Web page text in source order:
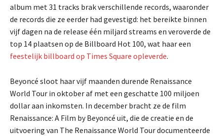
album met 31 tracks brak verschillende records, waaronder
de records die ze eerder had gevestigd: het bereikte binnen
vijf dagen na de release één miljard streams en veroverde de
top 14 plaatsen op de Billboard Hot 100, wat haar een
feestelijk billboard op Times Square opleverde.
Beyoncé sloot haar vijf maanden durende Renaissance
World Tour in oktober af met een geschatte 100 miljoen
dollar aan inkomsten. In december bracht ze de film
Renaissance: A Film by Beyoncé uit, die de creatie en de
uitvoering van The Renaissance World Tour documenteerde